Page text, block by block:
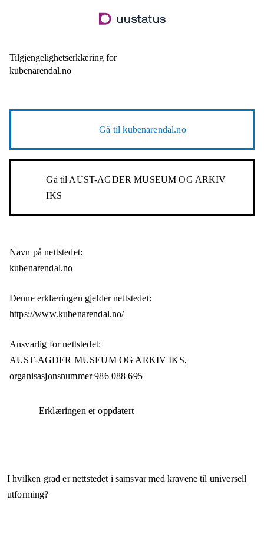
til
Tilgjengelighetserklæring for
kubenarendal.no
Gå tilkubenarendal.no
Gå tilAUST-AGDER MUSEUM OG ARKIV
IKS
Navn på nettstedet:
kubenarendal.no
Denne erklæringen gjelder nettstedet:
https://www.kubenarendal.no/
Ansvarlig for nettstedet:
AUST-AGDER MUSEUM OG ARKIV IKS,
organisasjonsnummer 986 088 695
Erklæringen er oppdatert
I hvilken grad er nettstedet i samsvar med kravene til universell
utforming?